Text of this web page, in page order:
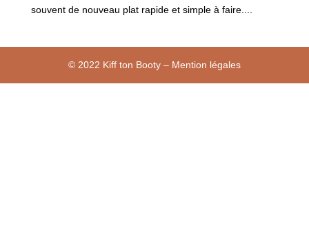
souvent de nouveau plat rapide et simple à faire....
© 2022 Kiff ton Booty – Mention légales